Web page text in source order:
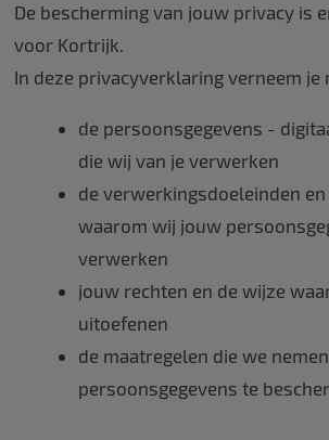
De bescherming van jouw privacy is
voor Kortrijk.
In deze privacyverklaring verneem je
de persoonsgegevens -
die wij van je verwerken
de verwerkingsdoeleinden
waarom wij jouw
verwerken
jouw rechten en de wijze
uitoefenen
de maatregelen die we
persoonsgegevens te